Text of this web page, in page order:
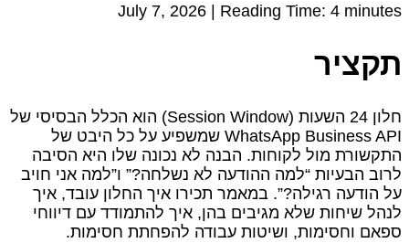
July 7, 2026 | Reading Time: 4 minutes
תקציר
חלון 24 השעות (Session Window) הוא הכלל הבסיסי של
WhatsApp Business API שמשפיע על כל היבט של
התקשורת מול לקוחות. הבנה לא נכונה שלו היא הסיבה
לרוב הבעיות “למה ההודעה לא נשלחה?” ו”למה אני חויב
על הודעה רגילה?”. במאמר תכירו איך החלון עובד, איך
לנהל שיחות שלא מגיבים בהן, איך להתמודד עם דיווחי
ספאם וחסימות, ושיטות עבודה להפחתת חסימות.